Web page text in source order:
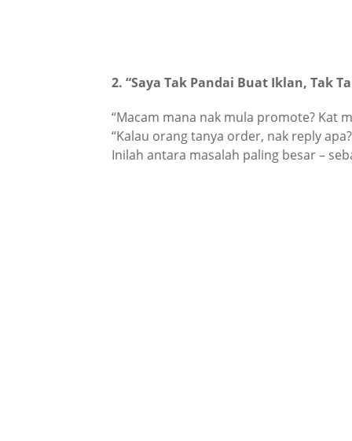
2. “Saya Tak Pandai Buat Iklan, Tak
“Macam mana nak mula promote? Kat
“Kalau orang tanya order, nak reply
Inilah antara masalah paling besar –